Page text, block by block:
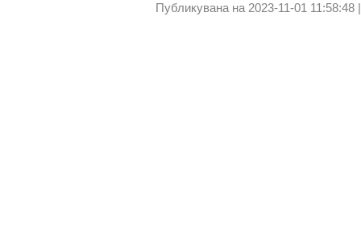
Публикувана на 2023-11-01 11:58:48